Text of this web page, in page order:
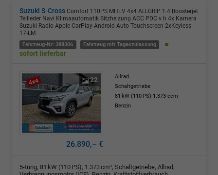
Suzuki S-Cross Comfort 110PS MHEV 4x4 ALLGRIP 1.4 Boosterjet
Teilleder Navi Klimaautomatik Sitzheizung ACC PDC v h 4x Kamera
Suzuki-Radio Apple CarPlay Android Auto Touchscreen 2xKeyless
17-LM
Fahrzeug-Nr: 388306 Fahrzeug mit Tageszulassung
sofort lieferbar
22
Allrad
Schaltgetriebe
81 kW (110 PS) 1.373 ccm
Benzin
26.890,– €
5-türig, 81 kW (110 PS), 1.373 cm³, Schaltgetriebe, Allrad,